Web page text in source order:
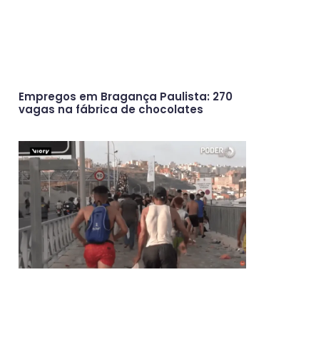
Empregos em Bragança Paulista: 270
vagas na fábrica de chocolates